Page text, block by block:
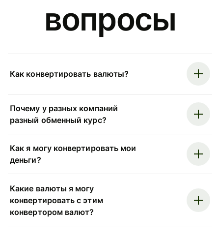
вопросы
Как конвертировать валюты?
Почему у разных компаний
разный обменный курс?
Как я могу конвертировать мои
деньги?
Какие валюты я могу
конвертировать с этим
конвертором валют?